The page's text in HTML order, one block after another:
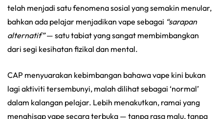
telah menjadi satu fenomena sosial yang semakin menular,
bahkan ada pelajar menjadikan vape sebagai “sarapan
alternatif”— satu tabiat yang sangat membimbangkan
dari segi kesihatan fizikal dan mental.
CAP menyuarakan kebimbangan bahawa vape kini bukan
lagi aktiviti tersembunyi, malah dilihat sebagai ‘normal’
dalam kalangan pelajar. Lebih menakutkan, ramai yang
menghisap vape secara terbuka — tanpa rasa malu, tanpa